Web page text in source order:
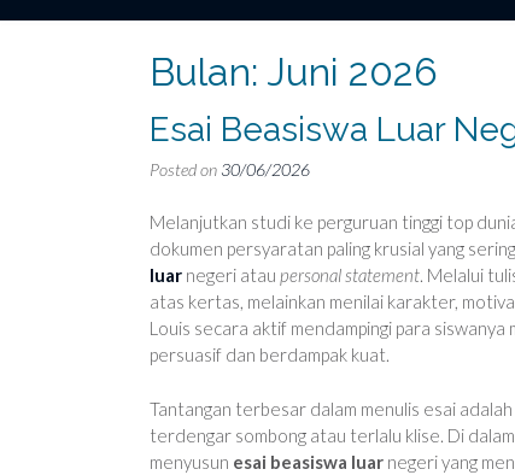
Bulan: Juni 2026
Esai Beasiswa Luar
Posted on 30/06/2026
Melanjutkan studi ke perguruan tinggi top
dokumen persyaratan paling krusial yang
luar negeri atau personal statement. Melalui
atas kertas, melainkan menilai karakter,
Louis secara aktif mendampingi para siswanya
persuasif dan berdampak kuat.
Tantangan terbesar dalam menulis esai
terdengar sombong atau terlalu klise. Di
menyusun esai beasiswa luar negeri yang